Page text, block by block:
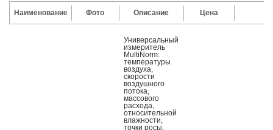
Наименование Фото Описание Цена
Универсальный
измеритель
MultiNorm:
температуры
воздуха,
скорости
воздушного
потока,
массового
расхода,
относительной
влажности,
точки росы,